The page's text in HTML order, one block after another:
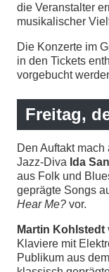
die Veranstalter
musikalischer
Die Konzerte im
in den Tickets
vorgebucht
Freitag,
Den Auftakt
Jazz-Diva Ida
aus Folk und
geprägte Songs
Hear Me? vor.
Martin Kohlstedt
Klaviere mit
Publikum aus